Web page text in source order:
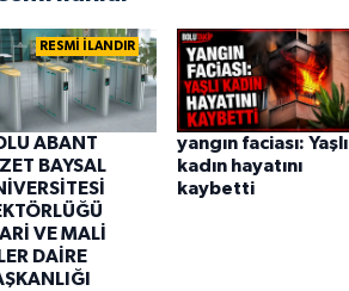
RESMİ İLANDIR
ABANT
BAYSAL
VE MALİ
DAİRE
yangın faciası: Yaşlı
kadın hayatını
kaybetti